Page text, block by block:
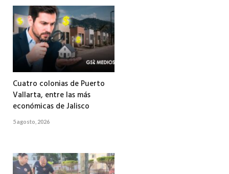
Cuatro colonias de Puerto
Vallarta, entre las más
económicas de Jalisco
5 agosto, 2026